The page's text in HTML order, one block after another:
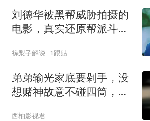
刘德华被黑帮威胁拍摄的
电影，真实还原帮派斗
裤梨子解说 1跟贴
弟弟输光家底要剁手，没
想赌神故意不碰四筒，老
西柚影视君